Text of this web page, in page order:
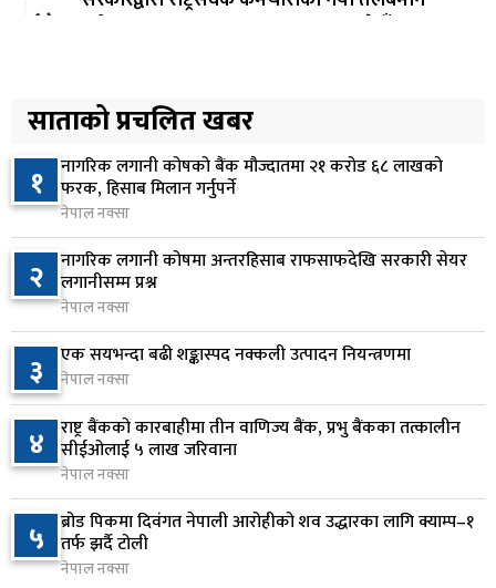
४
५
सिद्धबाबा सुरुङ निर्माणमा ३ अर्ब १ करोड खर्च, २०८३
फागुनको समयसीमा
९ घण्टा अघि
६
निम्सदाइसहित चार पर्वतारोहीको शव बेस क्याम्पमा
ल्याइयो
२१ घण्टा अघि
७
सुनसरी र सिरहाका घटनाका पीडितलाई राहत र उपचार
दिने सरकारको निर्णय
१ दिन अघि
८
कृषि क्षेत्रलाई आत्मनिर्भर बनाउने लक्ष्यसहित राष्ट्रिय कृषि
नीति २०८३ जारी
१ दिन अघि
९ नेपाल टेलिकमले बक्यौता महसुलमा जरिवाना छुट दिने
१ दिन अघि
साताको प्रचलित खबर
१ नागरिक लगानी कोषको बैंक मौज्दातमा २१ करोड ६८ लाखको
फरक, हिसाब मिलान गर्नुपर्ने
नेपाल नक्सा
२ नागरिक लगानी कोषमा अन्तरहिसाब राफसाफदेखि सरकारी सेयर
लगानीसम्म प्रश्न
नेपाल नक्सा
३ एक सयभन्दा बढी शङ्कास्पद नक्कली उत्पादन नियन्त्रणमा
नेपाल नक्सा
४ राष्ट्र बैंकको कारबाहीमा तीन वाणिज्य बैंक, प्रभु बैंकका तत्कालीन
सीईओलाई ५ लाख जरिवाना
नेपाल नक्सा
५ ब्रोड पिकमा दिवंगत नेपाली आरोहीको शव उद्धारका लागि क्याम्प–१
तर्फ झर्दै टोली
नेपाल नक्सा